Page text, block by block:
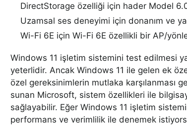
DirectStorage özelliği için hader Model
Uzamsal ses deneyimi için donanım ve
Wi-Fi 6E için Wi-Fi 6E özellikli bir AP/
Windows 11 işletim sistemini test edilmesi
yeterlidir. Ancak Windows 11 ile gelen ek
özel gereksinimlerin mutlaka karşılanması
sunan Microsoft, sistem özellikleri ile
sağlayabilir. Eğer Windows 11 işletim
performans ve verimlilik ile denemek